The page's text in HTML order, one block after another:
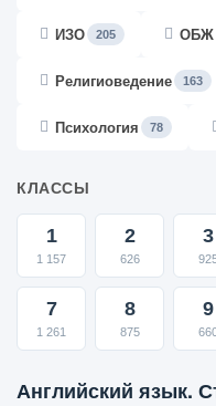
ИЗО 205 ОБЖ
Религиоведение 163
Психология 78
КЛАССЫ
1
1 157
2
626
3
7
1 261
8
875
9
Английский язык.